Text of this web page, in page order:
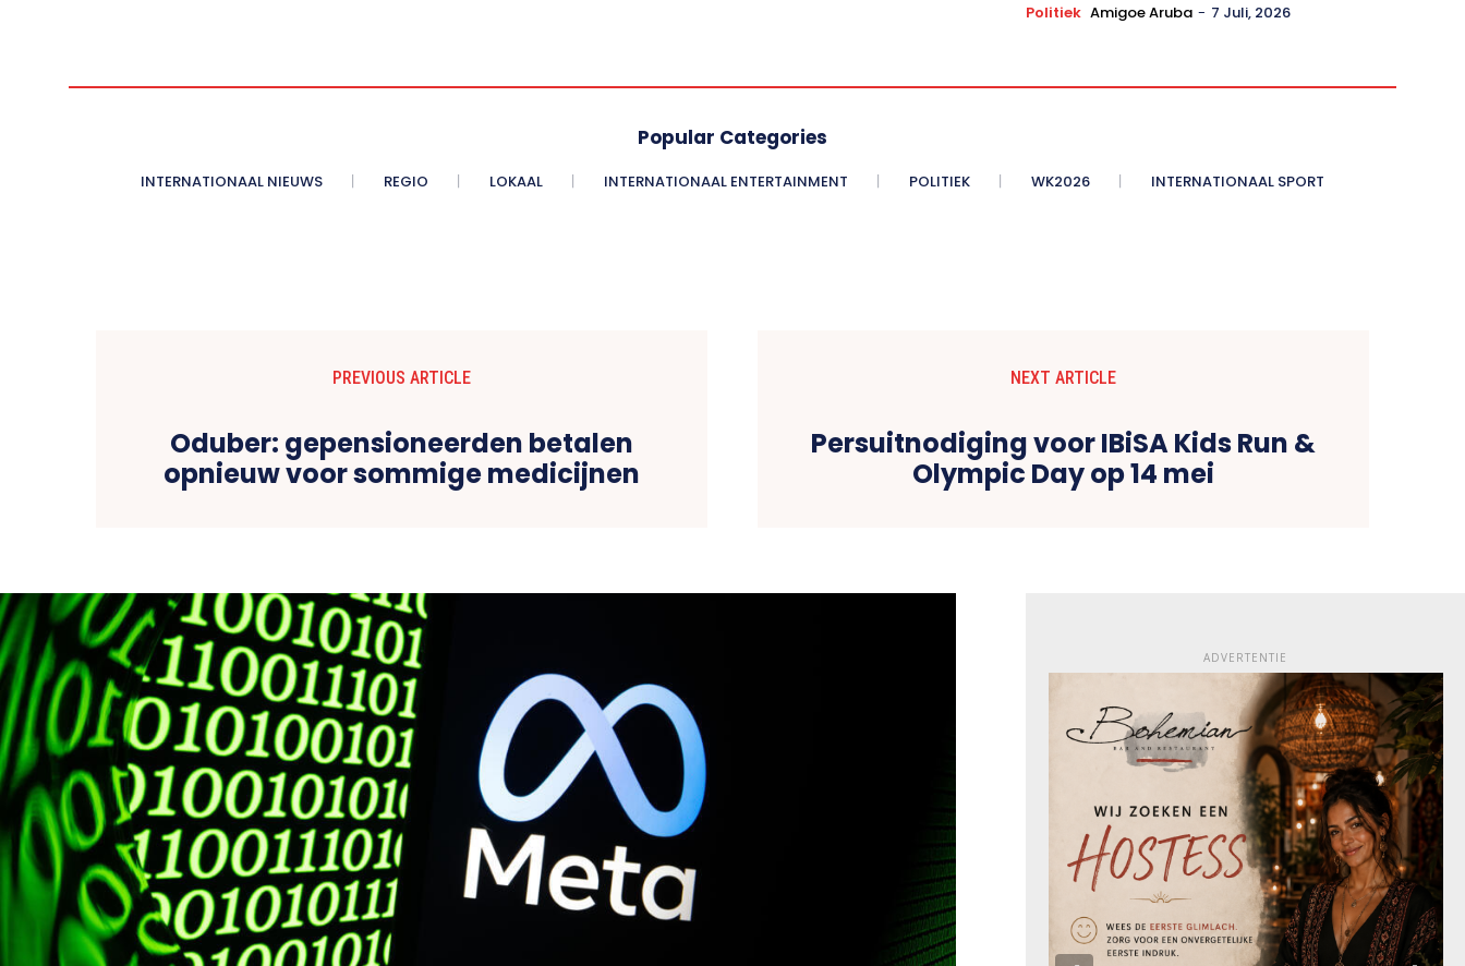
Politiek Amigoe Aruba - 7 Juli, 2026
Popular Categories
INTERNATIONAAL NIEUWS REGIO LOKAAL INTERNATIONAAL ENTERTAINMENT POLITIEK WK2026 INTERNATIONAAL SPORT
PREVIOUS ARTICLE
Oduber: gepensioneerden betalen
opnieuw voor sommige medicijnen
NEXT ARTICLE
Persuitnodiging voor IBiSA Kids Run &
Olympic Day op 14 mei